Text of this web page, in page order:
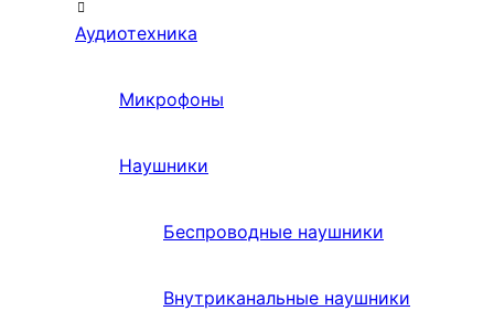
Аудиотехника
Микрофоны
Наушники
Беспроводные наушники
Внутриканальные наушники